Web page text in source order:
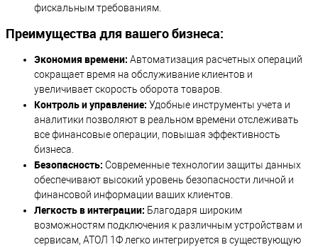
фискальным требованиям.
Преимущества для вашего бизнеса:
Экономия времени: Автоматизация расчетных операций
сокращает время на обслуживание клиентов и
увеличивает скорость оборота товаров.
Контроль и управление: Удобные инструменты учета и
аналитики позволяют в реальном времени отслеживать
все финансовые операции, повышая эффективность
бизнеса.
Безопасность: Современные технологии защиты данных
обеспечивают высокий уровень безопасности личной и
финансовой информации ваших клиентов.
Легкость в интеграции: Благодаря широким
возможностям подключения к различным устройствам и
сервисам, АТОЛ 1Ф легко интегрируется в существующую